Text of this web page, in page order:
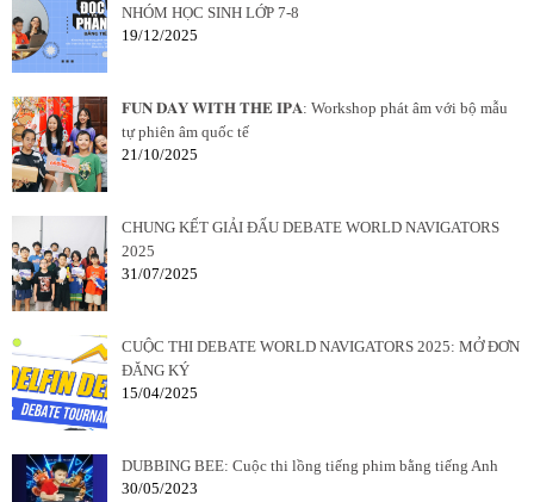
NHÓM HỌC SINH LỚP 7-8
19/12/2025
𝐅𝐔𝐍 𝐃𝐀𝐘 𝐖𝐈𝐓𝐇 𝐓𝐇𝐄 𝐈𝐏𝐀: Workshop phát âm với bộ mẫu
tự phiên âm quốc tế
21/10/2025
CHUNG KẾT GIẢI ĐẤU DEBATE WORLD NAVIGATORS
2025
31/07/2025
CUỘC THI DEBATE WORLD NAVIGATORS 2025: MỞ ĐƠN
ĐĂNG KÝ
15/04/2025
DUBBING BEE: Cuộc thi lồng tiếng phim bằng tiếng Anh
30/05/2023